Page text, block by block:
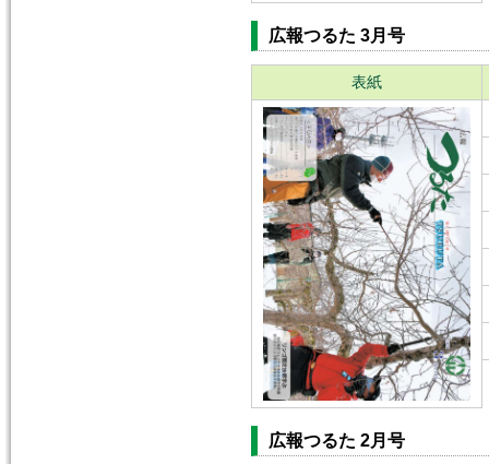
広報つるた 3月号
表紙
広報つるた 2月号